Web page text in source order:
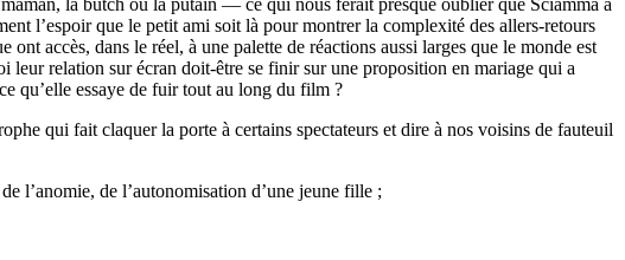
la butch ou la putain — ce qui nous ferait presque oublier que Sciamma a
l’espoir que le petit ami soit là pour montrer la complexité des allers-retours
accès, dans le réel, à une palette de réactions aussi larges que le monde est
leur relation sur écran doit-être se finir sur une proposition en mariage qui a
qu’elle essaye de fuir tout au long du film ?
qui fait claquer la porte à certains spectateurs et dire à nos voisins de fauteuil
l’anomie, de l’autonomisation d’une jeune fille ;